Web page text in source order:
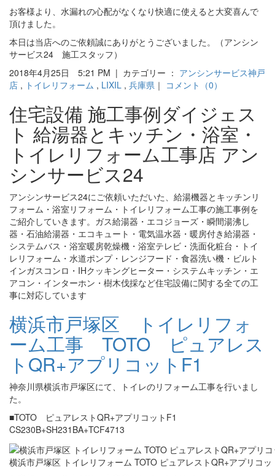
お客様より、水漏れの心配がなくなり快適に使えると大変喜んで
頂けました。
本日は当店へのご依頼誠にありがとうございました。（アンシン
サービス24 施工スタッフ）
2018年4月25日 5:21 PM | カテゴリー ： アンシンサービス神戸
店 , トイレリフォーム , LIXIL , 兵庫県 ｜ コメント（0）
住宅設備 施工事例ダイジェス
ト 給湯器とキッチン・浴室・
トイレリフォーム工事店 アン
シンサービス24
アンシンサービス24にご依頼いただいた、給湯機器とキッチンリ
フォーム・浴室リフォーム・トイレリフォーム工事の施工事例を
ご紹介していきます。ガス給湯器・エコジョーズ・瞬間湯沸し
器・石油給湯器・エコキュート・電気温水器・暖房付き給湯器・
システムバス・浴室暖房乾燥機・浴室テレビ・洗面化粧台・トイ
レリフォーム・水道ポンプ・レンジフード・食器洗い機・ビルト
インガスコンロ・IHクッキングヒーター・システムキッチン・エ
アコン・インターホン・樹木伐採など住宅設備に関する全ての工
事に対応しています
横浜市戸塚区 トイレリフォ
ーム工事 TOTO ピュアレス
トQR+アプリコットF1
神奈川県横浜市戸塚区にて、トイレのリフォーム工事を行いまし
た。
■TOTO ピュアレストQR+アプリコットF1
CS230B+SH231BA+TCF4713
横浜市戸塚区 トイレリフォーム TOTO ピュアレストQR+アプリコッ